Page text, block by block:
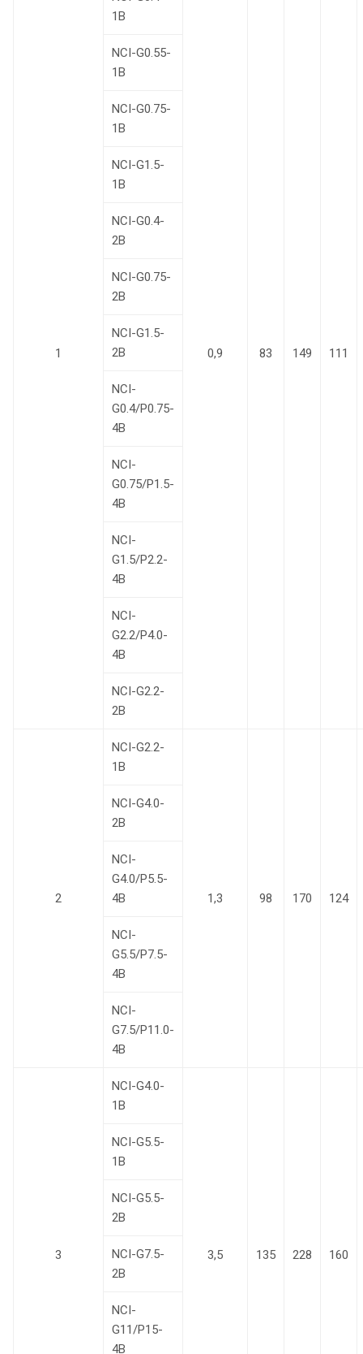
1
1В
0,9 83 149 111
NCI-G0.55-
1В
NCI-G0.75-
1В
NCI-G1.5-
1В
NCI-G0.4-
2B
NCI-G0.75-
2B
NCI-G1.5-
2B
NCI-
G0.4/P0.75-
4B
NCI-
G0.75/P1.5-
4B
NCI-
G1.5/P2.2-
4B
NCI-
G2.2/P4.0-
4B
NCI-G2.2-
2B
2
NCI-G2.2-
1В
1,3 98 170 124
NCI-G4.0-
2B
NCI-
G4.0/P5.5-
4B
NCI-
G5.5/P7.5-
4B
NCI-
G7.5/P11.0-
4B
3
NCI-G4.0-
1В
3,5 135 228 160
NCI-G5.5-
1В
NCI-G5.5-
2B
NCI-G7.5-
2B
NCI-
G11/P15-
4B